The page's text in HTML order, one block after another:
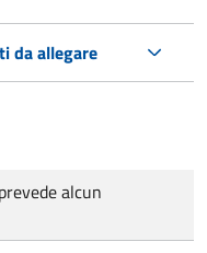
da allegare
alcun